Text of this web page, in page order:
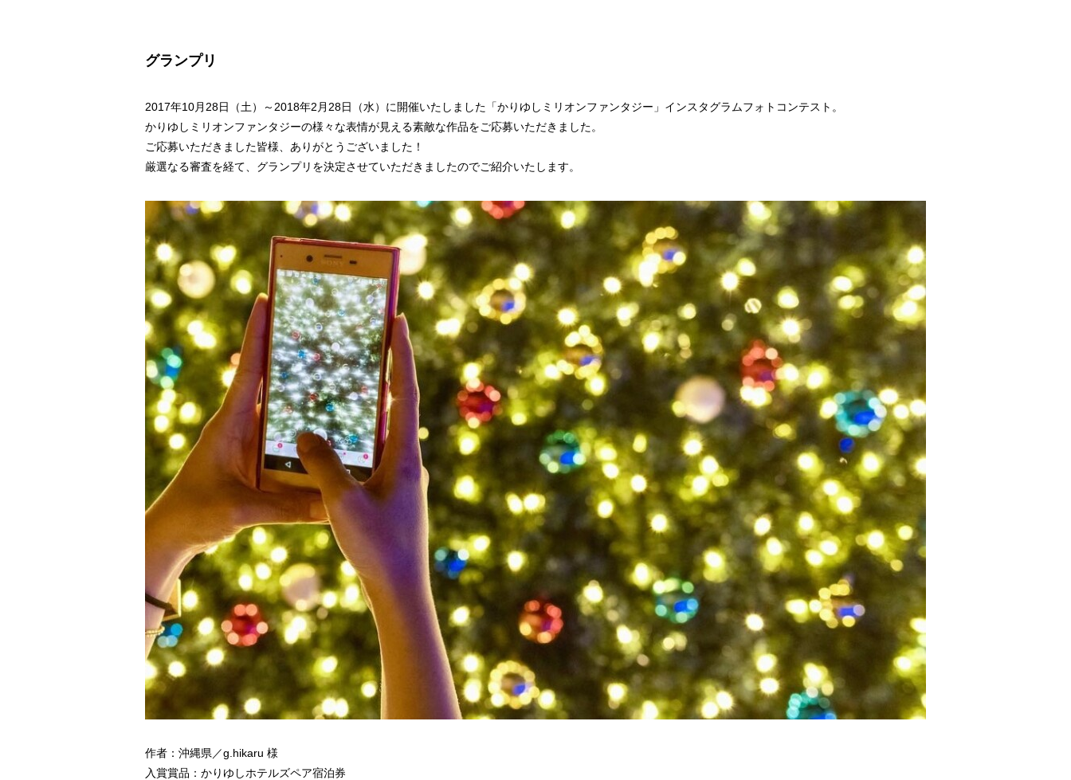
グランプリ
2017年10月28日（土）～2018年2月28日（水）に開催いたしました「かりゆしミリオンファンタジー」インスタグラムフォトコンテスト。
かりゆしミリオンファンタジーの様々な表情が見える素敵な作品をご応募いただきました。
ご応募いただきました皆様、ありがとうございました！
厳選なる審査を経て、グランプリを決定させていただきましたのでご紹介いたします。
作者：沖縄県／g.hikaru 様
入賞賞品：かりゆしホテルズペア宿泊券